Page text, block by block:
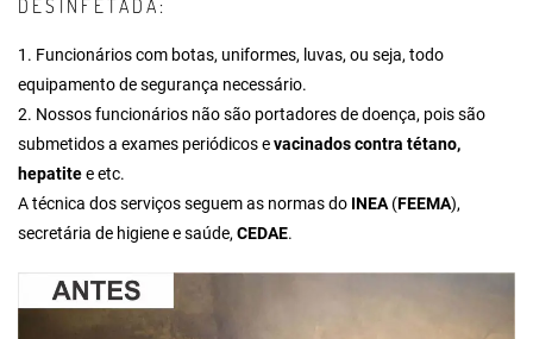
DESINFETADA:
1. Funcionários com botas, uniformes, luvas, ou seja, todo
equipamento de segurança necessário.
2. Nossos funcionários não são portadores de doença, pois são
submetidos a exames periódicos evacinados contra tétano,
hepatitee etc.
A técnica dos serviços seguem as normas do INEA (FEEMA),
secretária de higiene e saúde, CEDAE.